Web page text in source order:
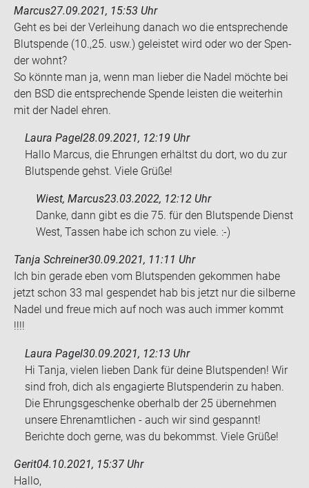
Marcus27.09.2021, 15:53 Uhr
Geht es bei der Ver­lei­hung da­nach wo die ent­spre­chen­de
Blut­spen­de (10.,25. usw.) ge­leis­tet wird oder wo der Spen­
der wohnt?
So könn­te man ja, wenn man lie­ber die Nadel möch­te bei
den BSD die ent­spre­chen­de Spen­de leis­ten die wei­ter­hin
mit der Nadel ehren.
Laura Pagel28.09.2021, 12:19 Uhr
Hallo Marcus, die Ehrungen erhältst du dort, wo du zur
Blutspende gehst. Viele Grüße!
Wiest, Marcus23.03.2022, 12:12 Uhr
Danke, dann gibt es die 75. für den Blut­spen­de Dienst
West, Tas­sen habe ich schon zu viele. :-)
Tanja Schreiner30.09.2021, 11:11 Uhr
Ich bin ge­ra­de eben vom Blut­spen­den ge­kom­men habe
jetzt schon 33 mal ge­spen­det hab bis jetzt nur die sil­ber­ne
Nadel und freue mich auf noch was auch immer kommt
!!!!
Laura Pagel30.09.2021, 12:13 Uhr
Hi Tanja, vielen lieben Dank für deine Blutspenden! Wir
sind froh, dich als engagierte Blutspenderin zu haben.
Die Ehrungsgeschenke oberhalb der 25 übernehmen
unsere Ehrenamtlichen - auch wir sind gespannt!
Berichte doch gerne, was du bekommst. Viele Grüße!
Gerit04.10.2021, 15:37 Uhr
Hallo,